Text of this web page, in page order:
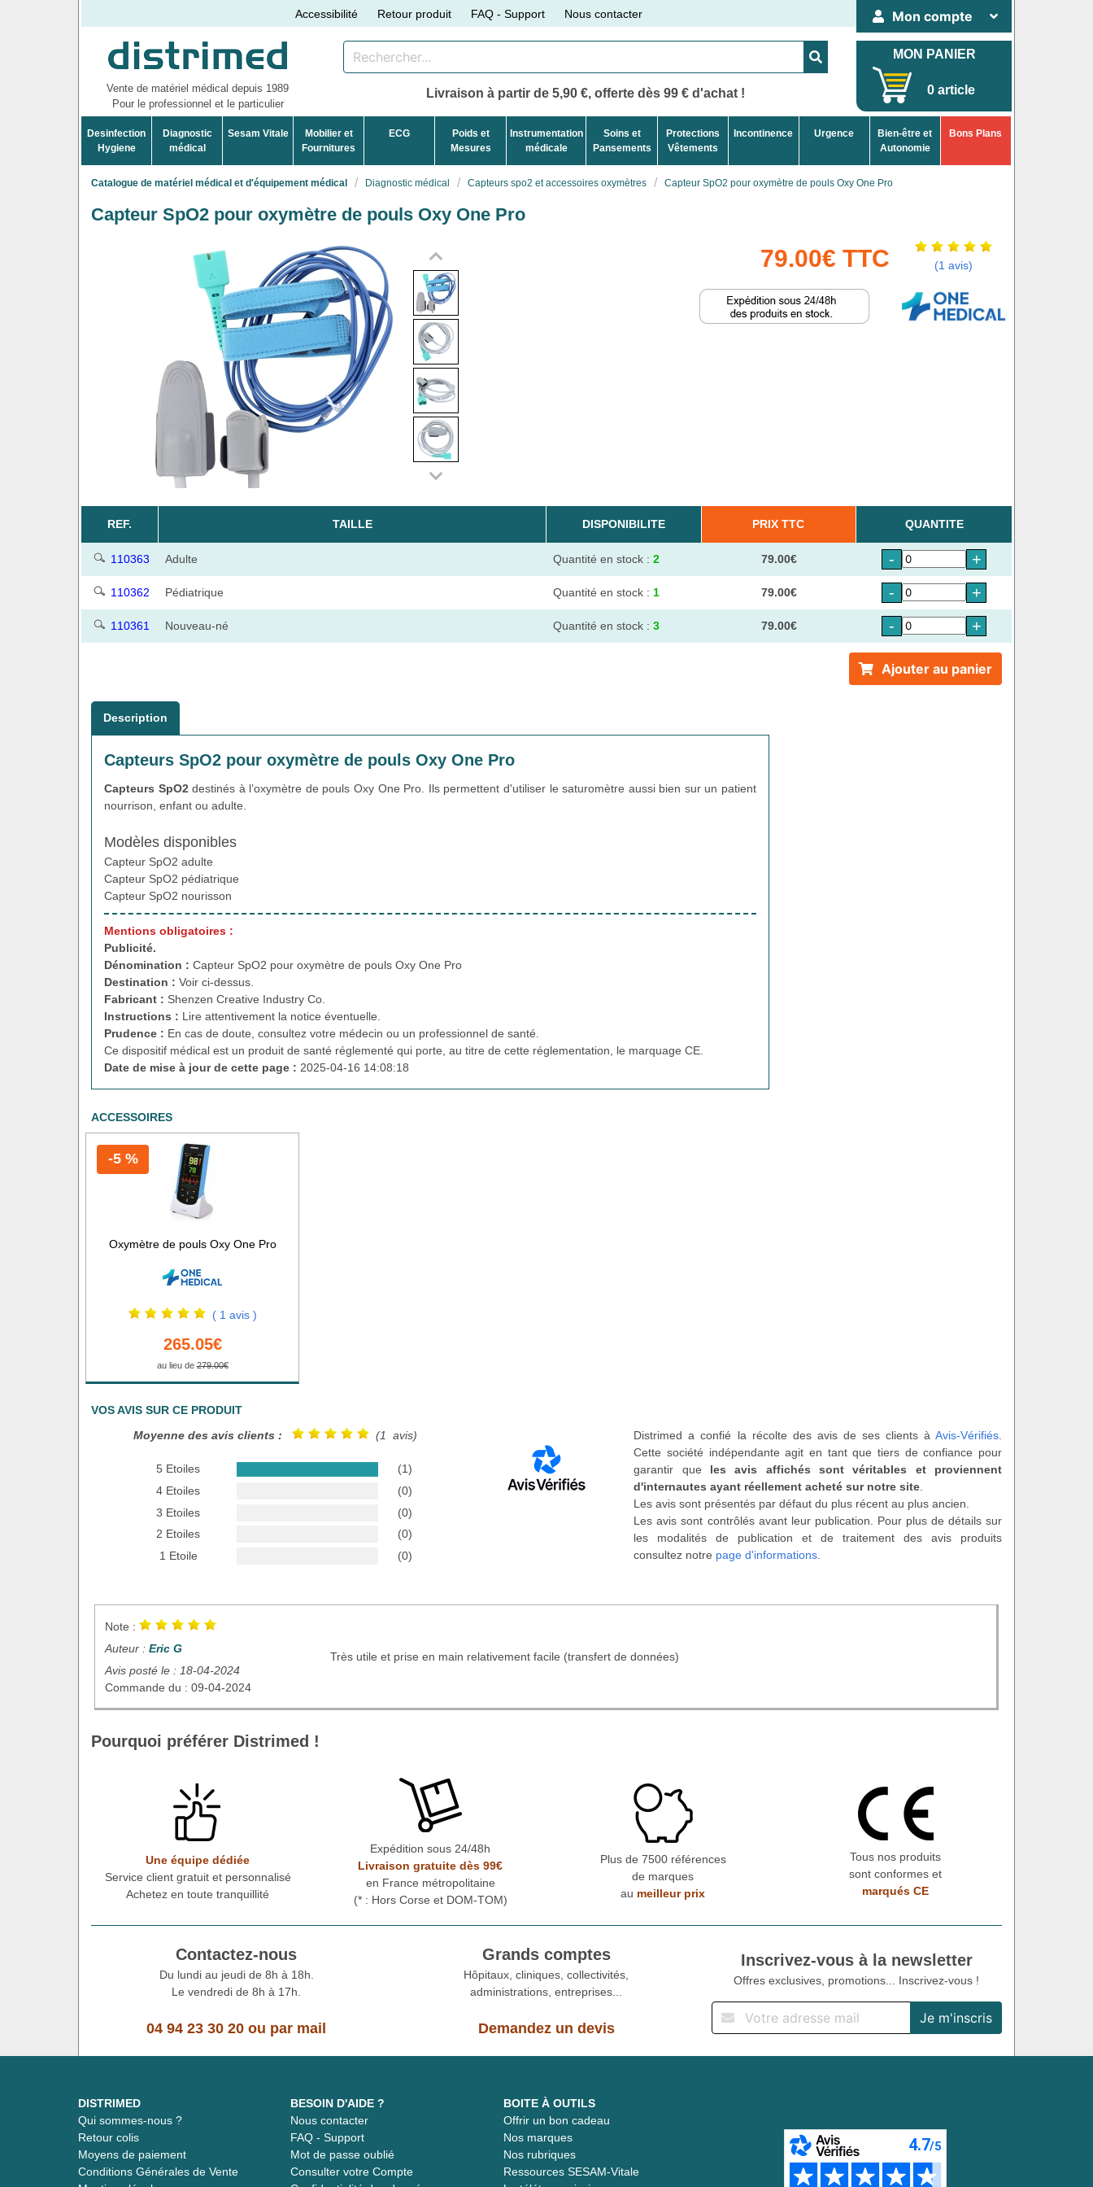
Accessibilité Retour produit FAQ - Support Nous contacter Mon compte
Vente de matériel médical depuis 1989
Pour le professionnel et le particulier
Livraison à partir de 5,90 €, offerte dès 99 € d'achat !
MON PANIER
0 article
Desinfection
Hygiene
Diagnostic
médical
Sesam Vitale
Mobilier et
Fournitures
ECG
Poids et
Mesures
Instrumentation
médicale
Soins et
Pansements
Protections
Vêtements
Incontinence Urgence
Bien-être et
Autonomie
Bons Plans
Catalogue de matériel médical et d'équipement médical Diagnostic médical Capteurs spo2 et accessoires oxymètres Capteur SpO2 pour oxymètre de pouls Oxy One Pro
Capteur SpO2 pour oxymètre de pouls Oxy One Pro
79.00€ TTC (1 avis)
REF. TAILLE DISPONIBILITE PRIX TTC QUANTITE
110363 Adulte Quantité en stock : 2 79.00€ - +
110362 Pédiatrique Quantité en stock : 1 79.00€ - +
110361 Nouveau-né Quantité en stock : 3 79.00€ - +
Ajouter au panier
Description
Capteurs SpO2 pour oxymètre de pouls Oxy One Pro
Capteurs SpO2 destinés à l’oxymètre de pouls Oxy One Pro. Ils permettent d'utiliser le saturomètre aussi bien sur un patient
nourrison, enfant ou adulte.
Modèles disponibles
Capteur SpO2 adulte
Capteur SpO2 pédiatrique
Capteur SpO2 nourisson
Mentions obligatoires :
Publicité.
Dénomination : Capteur SpO2 pour oxymètre de pouls Oxy One Pro
Destination : Voir ci-dessus.
Fabricant : Shenzen Creative Industry Co.
Instructions : Lire attentivement la notice éventuelle.
Prudence : En cas de doute, consultez votre médecin ou un professionnel de santé.
Ce dispositif médical est un produit de santé réglementé qui porte, au titre de cette réglementation, le marquage CE.
Date de mise à jour de cette page : 2025-04-16 14:08:18
ACCESSOIRES
-5 %
Oxymètre de pouls Oxy One Pro
( 1 avis )
265.05€
au lieu de279.00€
VOS AVIS SUR CE PRODUIT
Moyenne des avis clients :
(1 avis)
5 Etoiles
(1)
4 Etoiles
(0)
3 Etoiles
(0)
2 Etoiles
(0)
1 Etoile
(0)
Distrimed a confié la récolte des avis de ses clients à Avis-Vérifiés.
Cette société indépendante agit en tant que tiers de confiance pour
garantir que les avis affichés sont véritables et proviennent
d'internautes ayant réellement acheté sur notre site
Les avis sont présentés par défaut du plus récent au plus ancien.
Les avis sont contrôlés avant leur publication. Pour plus de détails sur
les modalités de publication et de traitement des avis produits
consultez notre page d'informations
Note :
Auteur : Eric G
Avis posté le : 18-04-2024
Commande du : 09-04-2024
Très utile et prise en main relativement facile (transfert de données)
Pourquoi préférer Distrimed !
Une équipe dédiée
Service client gratuit et personnalisé
Achetez en toute tranquillité
Expédition sous 24/48h
Livraison gratuite dès 99€
en France métropolitaine
(* : Hors Corse et DOM-TOM)
Plus de 7500 références
de marques
au meilleur prix
Tous nos produits
sont conformes et
marqués CE
Contactez-nous
Du lundi au jeudi de 8h à 18h.
Le vendredi de 8h à 17h.
04 94 23 30 20 ou par mail
Grands comptes
Hôpitaux, cliniques, collectivités,
administrations, entreprises...
Demandez un devis
Inscrivez-vous à la newsletter
Offres exclusives, promotions... Inscrivez-vous !
DISTRIMED
Qui sommes-nous ?
Retour colis
Moyens de paiement
Conditions Générales de Vente
BESOIN D'AIDE ?
Nous contacter
FAQ - Support
Mot de passe oublié
Consulter votre Compte
BOITE À OUTILS
Offrir un bon cadeau
Nos marques
Nos rubriques
Ressources SESAM-Vitale